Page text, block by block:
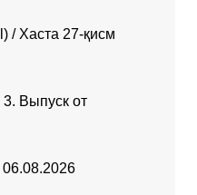
/ Хаста 27-қисм
Выпуск от
06.08.2026